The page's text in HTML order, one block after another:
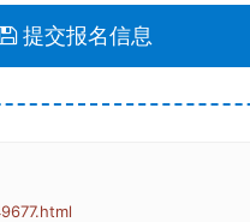
提交报名信息